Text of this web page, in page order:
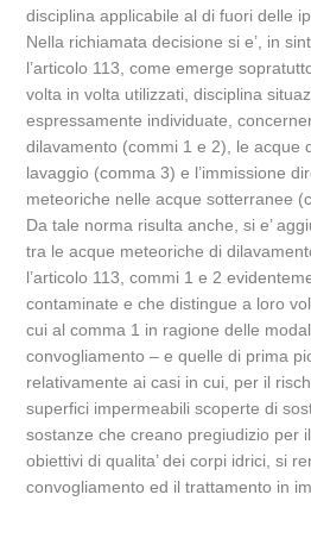
disciplina applicabile al di fuori delle
Nella richiamata decisione si e’, in
l’articolo 113, come emerge
volta in volta utilizzati, disciplina
espressamente individuate,
dilavamento (commi 1 e 2), le acque
lavaggio (comma 3) e l’immissione
meteoriche nelle acque sotterranee
Da tale norma risulta anche, si e’
tra le acque meteoriche di
l’articolo 113, commi 1 e 2
contaminate e che distingue a loro
cui al comma 1 in ragione delle
convogliamento – e quelle di prima
relativamente ai casi in cui, per il
superfici impermeabili scoperte di
sostanze che creano pregiudizio per
obiettivi di qualita’ dei corpi idrici, si
convogliamento ed il trattamento in